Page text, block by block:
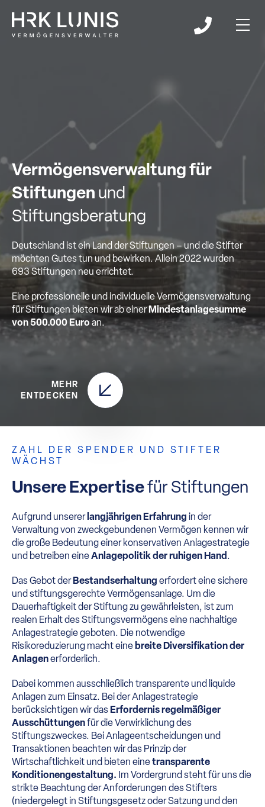
Vermögensverwaltung für
Stiftungen und
Stiftungsberatung
Deutschland ist ein Land der Stiftungen – und die Stifter
möchten Gutes tun und bewirken. Allein 2022 wurden
693 Stiftungen neu errichtet.
Eine professionelle und individuelle Vermögensverwaltung
für Stiftungen bieten wir ab einerMindestanlagesumme
von 500.000 Euro an.
MEHR
ENTDECKEN
ZAHL DER SPENDER UND STIFTER
WÄCHST
Unsere Expertisefür Stiftungen
Aufgrund unserer langjährigen Erfahrung in der
Verwaltung von zweckgebundenen Vermögen kennen wir
die große Bedeutung einer konservativen Anlagestrategie
und betreiben eineAnlagepolitik der ruhigen Hand .
Das Gebot derBestandserhaltung erfordert eine sichere
und stiftungsgerechte Vermögensanlage. Um die
Dauerhaftigkeit der Stiftung zu gewährleisten, ist zum
realen Erhalt des Stiftungsvermögens eine nachhaltige
Anlagestrategie geboten. Die notwendige
Risikoreduzierung macht eine breite Diversifikation der
Anlagenerforderlich.
Dabei kommen ausschließlich transparente und liquide
Anlagen zum Einsatz. Bei der Anlagestrategie
berücksichtigen wir dasErfordernis regelmäßiger
Ausschüttungenfür die Verwirklichung des
Stiftungszweckes. Bei Anlageentscheidungen und
Transaktionen beachten wir das Prinzip der
Wirtschaftlichkeit und bieten einetransparente
Konditionengestaltung. Im Vordergrund steht für uns die
strikte Beachtung der Anforderungen des Stifters
(niedergelegt in Stiftungsgesetz oder Satzung und den